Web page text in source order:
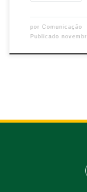
por Comunicação
Publicado